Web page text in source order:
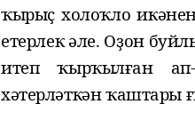
ҡырыҫхолоҡло
етерлекәле. Оҙон
итеп ҡырҡылған
хәтерләткәнҡаштары